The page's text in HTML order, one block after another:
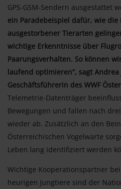
GPS-GSM-Sendern ausgestattet
ein Paradebeispiel dafür, wie die
ausgestorbener Tierarten
wichtige Erkenntnisse über
Paarungsverhalten. So können
laufend optimieren“, sagt Andrea
Geschäftsführerin des WWF
Telemetrie-Datenträger
Bewegungen und fallen nach
wieder ab. Zusätzlich an den
Österreichischen Vogelwarte
Leben lang identifiziert werden
Wichtige Kooperationspartner
heurigen Jungtiere sind der